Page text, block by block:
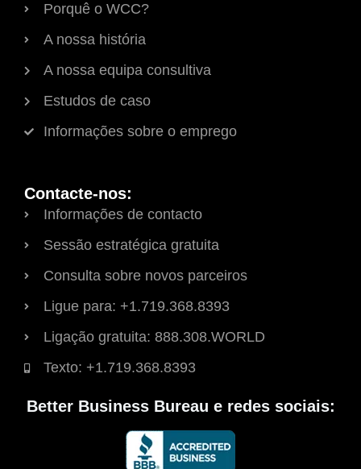
Porquê o WCC?
A nossa história
A nossa equipa consultiva
Estudos de caso
Informações sobre o emprego
Contacte-nos:
Informações de contacto
Sessão estratégica gratuita
Consulta sobre novos parceiros
Ligue para: +1.719.368.8393
Ligação gratuita: 888.308.WORLD
Texto: +1.719.368.8393
Better Business Bureau e redes sociais: